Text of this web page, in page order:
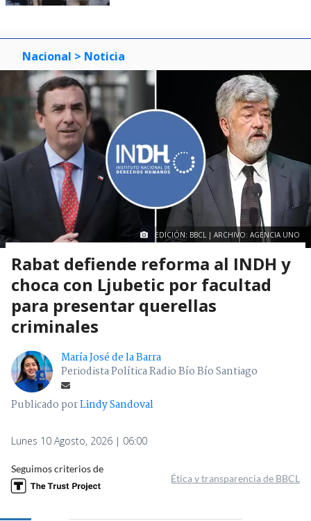
Nacional > Noticia
EDICIÓN: BBCL | ARCHIVO: AGENCIA UNO
Rabat defiende reforma al INDH y
choca con Ljubetic por facultad
para presentar querellas
criminales
María José de la Barra
Periodista Política Radio Bío Bío Santiago
Publicado porLindy Sandoval
Lunes 10 Agosto, 2026 | 06:00
Seguimos criterios de
Ética y transparencia de BBCL